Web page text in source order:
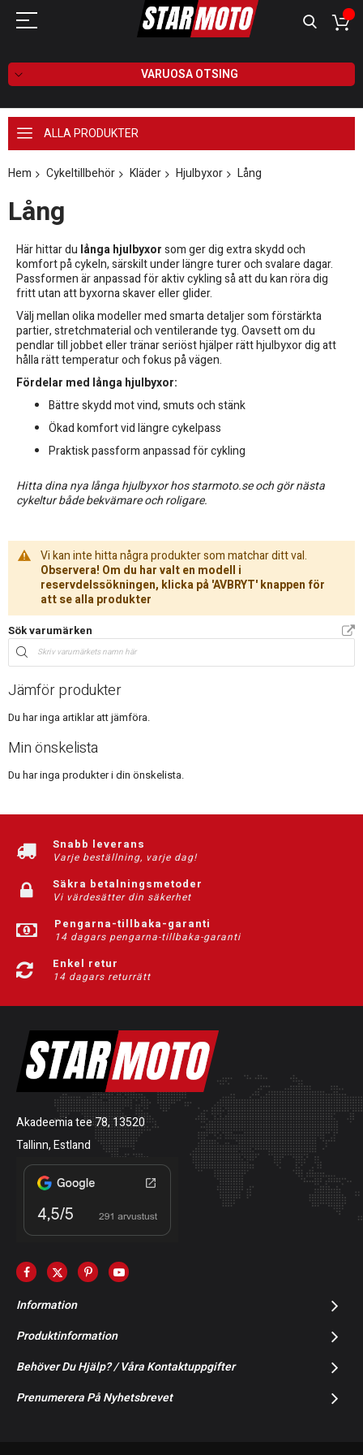
VARUOSA OTSING
ALLA PRODUKTER
Hem Cykeltillbehör Kläder Hjulbyxor Lång
Lång
Här hittar du långa hjulbyxorsom ger dig extra skydd och
komfort på cykeln, särskilt under längre turer och svalare dagar.
Passformen är anpassad för aktiv cykling så att du kan röra dig
fritt utan att byxorna skaver eller glider.
Välj mellan olika modeller med smarta detaljer som förstärkta
partier, stretchmaterial och ventilerande tyg. Oavsett om du
pendlar till jobbet eller tränar seriöst hjälper rätt hjulbyxor dig att
hålla rätt temperatur och fokus på vägen.
Fördelar med långa hjulbyxor:
Bättre skydd mot vind, smuts och stänk
Ökad komfort vid längre cykelpass
Praktisk passform anpassad för cykling
Hitta dina nya långa hjulbyxor hos starmoto.se och gör nästa
cykeltur både bekvämare och roligare.
Vi kan inte hitta några produkter som matchar ditt val.
Observera! Om du har valt en modell i
reservdelssökningen, klicka på 'AVBRYT' knappen för
att se alla produkter
Sök varumärken
Jämför produkter
Du har inga artiklar att jämföra.
Min önskelista
Du har inga produkter i din önskelista.
Snabb leverans
Varje beställning, varje dag!
Säkra betalningsmetoder
Vi värdesätter din säkerhet
Pengarna-tillbaka-garanti
14 dagars pengarna-tillbaka-garanti
Enkel retur
14 dagars returrätt
Akadeemia tee 78, 13520
Tallinn, Estland
Information
Produktinformation
Behöver Du Hjälp? / Våra Kontaktuppgifter
Prenumerera På Nyhetsbrevet